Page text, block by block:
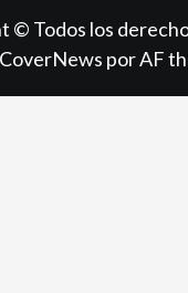
© Todos los
CoverNews por AF